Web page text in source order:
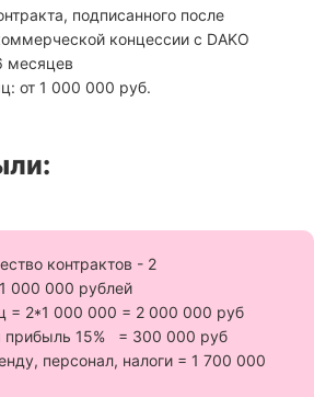
подписанного после
концессии с DAKO
месяцев
от 1 000 000 руб.
контрактов - 2
000 000 рублей
= 2*1 000 000 = 2 000 000 руб
прибыль 15% = 300 000 руб
персонал, налоги = 1 700 000